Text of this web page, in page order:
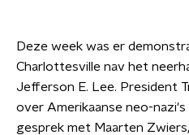
Deze week was er
Charlottesville nav het
Jefferson E. Lee. President
over Amerikaanse neo-
gesprek met Maarten